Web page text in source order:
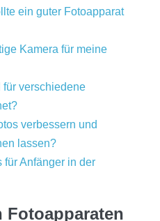
ein guter Fotoapparat
Kamera für meine
verschiedene
verbessern und
lassen?
für Anfänger in der
Fotoapparaten